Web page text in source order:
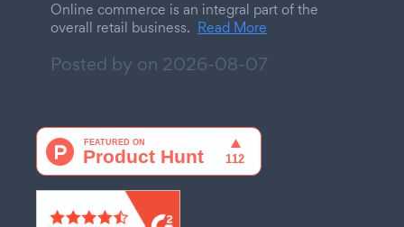
Online commerce is an integral part of the
overall retail business. Read More
Posted by on 2026-08-07